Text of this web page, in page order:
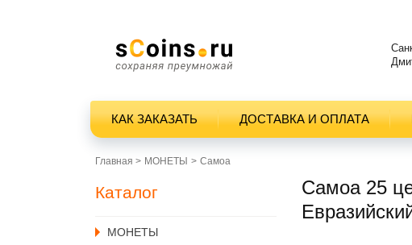
КАК ЗАКАЗАТЬ ДОСТАВКА И ОПЛАТА
Главная > MОНЕТЫ Самоа
Каталог
MОНЕТЫ
Самоа 25